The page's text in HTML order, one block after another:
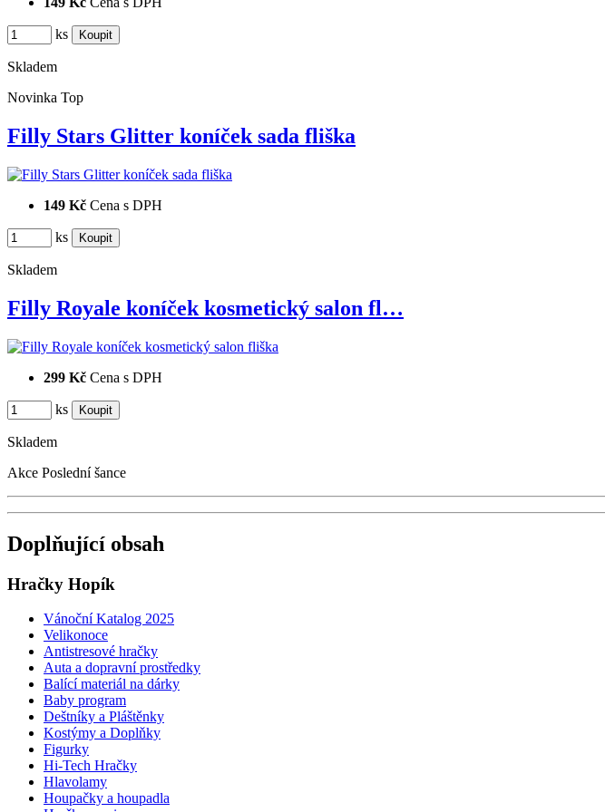
ks
Skladem
Novinka Top
Filly Stars Glitter koníček sada fliška
149 Kč Cena s DPH
ks
Skladem
Filly Royale koníček kosmetický salon fl…
299 Kč Cena s DPH
ks
Skladem
Akce Poslední šance
Doplňující obsah
Hračky Hopík
Vánoční Katalog 2025
Velikonoce
Antistresové hračky
Auta a dopravní prostředky
Balící materiál na dárky
Baby program
Deštníky a Pláštěnky
Kostýmy a Doplňky
Figurky
Hi-Tech Hračky
Hlavolamy
Houpačky a houpadla